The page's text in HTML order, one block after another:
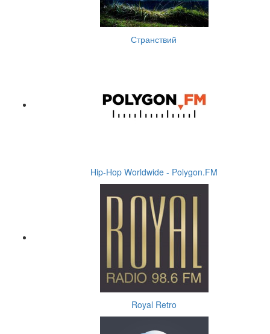
Странствий
Hip-Hop Worldwide - Polygon.FM
Royal Retro